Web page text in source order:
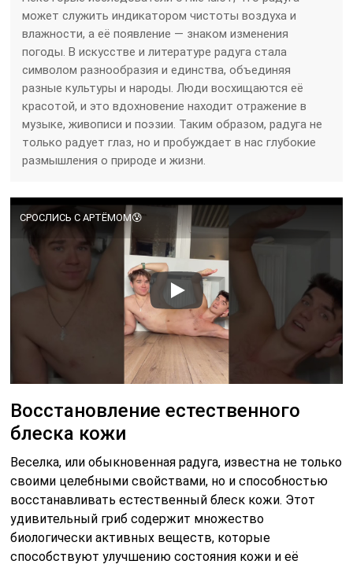
может служить индикатором чистоты воздуха и
влажности, а её появление — знаком изменения
погоды. В искусстве и литературе радуга стала
символом разнообразия и единства, объединяя
разные культуры и народы. Люди восхищаются её
красотой, и это вдохновение находит отражение в
музыке, живописи и поэзии. Таким образом, радуга не
только радует глаз, но и пробуждает в нас глубокие
размышления о природе и жизни.
СРОСЛИСЬ С АРТЁМОМ😰
Восстановление естественного
блеска кожи
Веселка, или обыкновенная радуга, известна не только
своими целебными свойствами, но и способностью
восстанавливать естественный блеск кожи. Этот
удивительный гриб содержит множество
биологически активных веществ, которые
способствуют улучшению состояния кожи и её